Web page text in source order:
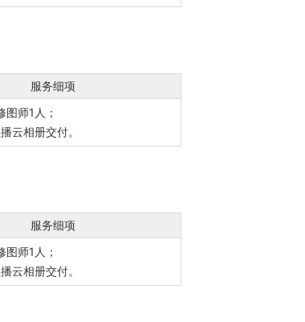
服务细项
图师1人；
云相册交付。
服务细项
图师1人；
云相册交付。